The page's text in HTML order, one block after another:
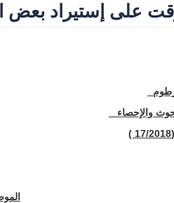
على إستيراد بعض
والإحصاء
17/2018 )